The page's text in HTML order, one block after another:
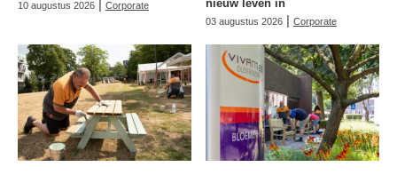
10 augustus 2026 | Corporate
nieuw leven in
03 augustus 2026 | Corporate